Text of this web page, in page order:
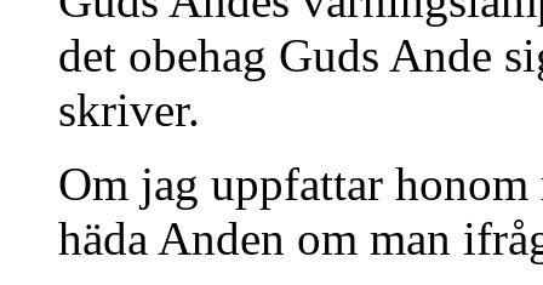
det obehag Guds Ande
skriver.
Om jag uppfattar honom
häda Anden om man